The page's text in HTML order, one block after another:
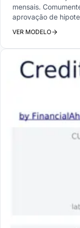
mensais.
aprovação de
VER MODELO